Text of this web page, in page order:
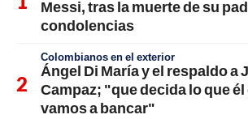
Messi, tras la muerte de su
condolencias
Colombianos en el exterior
Ángel Di María y el respaldo a
Campaz; "que decida lo que
vamos a bancar"